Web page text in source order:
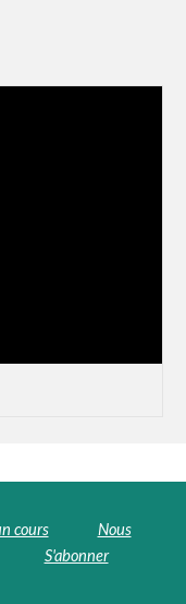
cours
Nous
S'abonner